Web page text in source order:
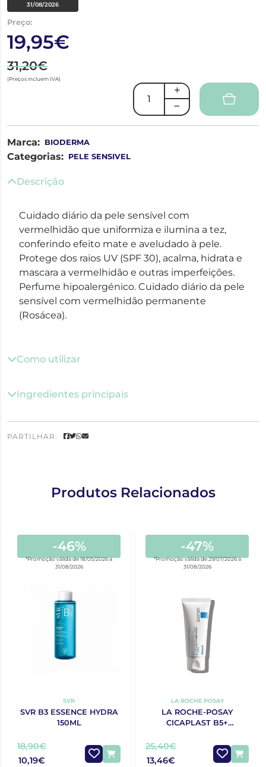
31/08/2026
Preço:
19,95€
31,20€
(Preços incluem IVA)
Marca: BIODERMA
Categorias: PELE SENSIVEL
Descrição
Cuidado diário da pele sensível com
vermelhidão que uniformiza e ilumina a tez,
conferindo efeito mate e aveludado à pele.
Protege dos raios UV (SPF 30), acalma, hidrata e
mascara a vermelhidão e outras imperfeições.
Perfume hipoalergénico. Cuidado diário da pele
sensível com vermelhidão permanente
(Rosácea).
Como utilizar
Ingredientes principais
PARTILHAR:
Produtos Relacionados
-46%
*Promoção válida de 18/05/2026 a
31/08/2026
SVR
SVR B3 ESSENCE HYDRA
150ML
18,90€
10,19€
-47%
*Promoção válida de 29/07/2026 a
31/08/2026
LA ROCHE POSAY
LA ROCHE-POSAY
CICAPLAST B5+
REPARADOR 100ML
25,40€
13,46€